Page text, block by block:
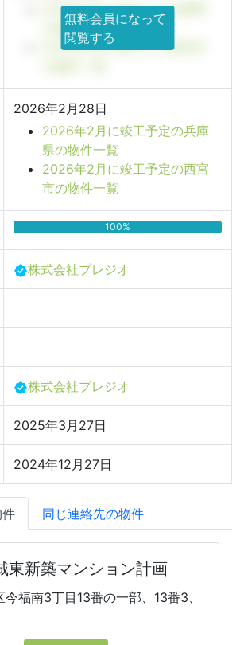
2025年1月に着工した兵庫県
の物件一覧
2025年1月に着工した西宮市
無料会員になって
閲覧する
2026年2月28日
2026年2月に竣工予定の兵庫
県の物件一覧
2026年2月に竣工予定の西宮
市の物件一覧
100%
株式会社プレジオ
株式会社プレジオ
2025年3月27日
2024年12月27日
同じ連絡先の物件
東新築マンション計画
福南3丁目13番の一部、13番3、